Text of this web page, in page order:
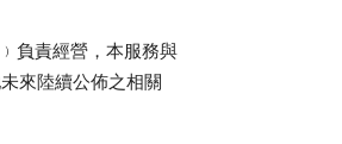
負責經營，本服務與
來陸續公佈之相關